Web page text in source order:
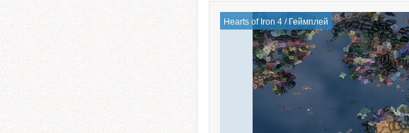
Hearts of Iron 4 / Геймплей